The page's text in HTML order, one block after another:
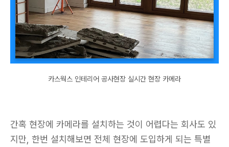
카스웍스 인테리어 공사현장 실시간 현장 카메라
간혹 현장에 카메라를 설치하는 것이 어렵다는 회사도 있
지만, 한번 설치해보면 전체 현장에 도입하게 되는 특별